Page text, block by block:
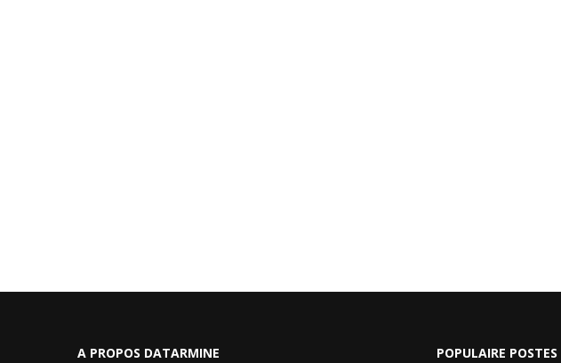
A PROPOS DATARMINE POPULAIRE POSTES